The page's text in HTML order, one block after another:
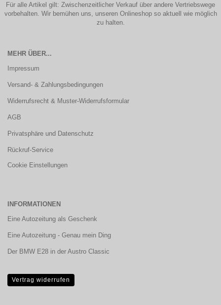
Für alle Artikel gilt: Zwischenzeitlicher Verkauf über andere Vertriebswege
vorbehalten. Wir bemühen uns, unseren Onlineshop so aktuell wie möglich
zu halten.
MEHR ÜBER...
Impressum
Versand- & Zahlungsbedingungen
Widerrufsrecht & Muster-Widerrufsformular
AGB
Privatsphäre und Datenschutz
Rückruf-Service
Cookie Einstellungen
INFORMATIONEN
Eine Autozeitung als Geschenk
Eine Autozeitung - Genau mein Ding
Der BMW E28 in der Austro Classic
Vertrag widerrufen